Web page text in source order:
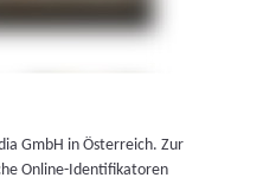
GmbH in Österreich. Zur
Online-Identifikatoren